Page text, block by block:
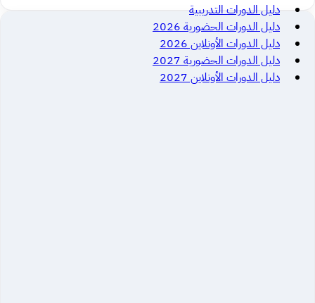
دليل الدورات التدريبية
دليل الدورات الحضورية 2026
دليل الدورات الأونلاين 2026
دليل الدورات الحضورية 2027
دليل الدورات الأونلاين 2027